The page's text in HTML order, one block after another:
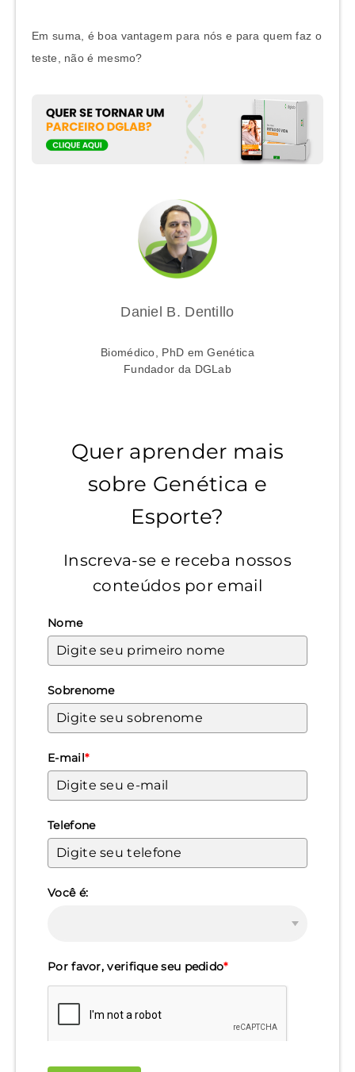
Em suma, é boa vantagem para nós e para quem faz o
teste, não é mesmo?
Daniel B. Dentillo
Biomédico, PhD em Genética
Fundador da DGLab
Quer aprender mais
sobre Genética e
Esporte?
Inscreva-se e receba nossos
conteúdos por email
Nome
Sobrenome
E-mail*
Telefone
Você é:
Por favor, verifique seu pedido*